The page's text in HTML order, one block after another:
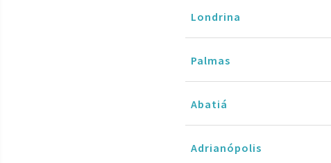
Londrina
Palmas
Abatiá
Adrianópolis